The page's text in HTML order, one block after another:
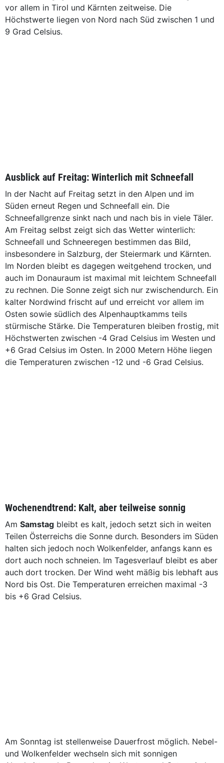
vor allem in Tirol und Kärnten zeitweise. Die
Höchstwerte liegen von Nord nach Süd zwischen 1 und
9 Grad Celsius.
Ausblick auf Freitag: Winterlich mit Schneefall
In der Nacht auf Freitag setzt in den Alpen und im
Süden erneut Regen und Schneefall ein. Die
Schneefallgrenze sinkt nach und nach bis in viele Täler.
Am Freitag selbst zeigt sich das Wetter winterlich:
Schneefall und Schneeregen bestimmen das Bild,
insbesondere in Salzburg, der Steiermark und Kärnten.
Im Norden bleibt es dagegen weitgehend trocken, und
auch im Donauraum ist maximal mit leichtem Schneefall
zu rechnen. Die Sonne zeigt sich nur zwischendurch. Ein
kalter Nordwind frischt auf und erreicht vor allem im
Osten sowie südlich des Alpenhauptkamms teils
stürmische Stärke. Die Temperaturen bleiben frostig, mit
Höchstwerten zwischen -4 Grad Celsius im Westen und
+6 Grad Celsius im Osten. In 2000 Metern Höhe liegen
die Temperaturen zwischen -12 und -6 Grad Celsius.
Wochenendtrend: Kalt, aber teilweise sonnig
Am Samstag bleibt es kalt, jedoch setzt sich in weiten
Teilen Österreichs die Sonne durch. Besonders im Süden
halten sich jedoch noch Wolkenfelder, anfangs kann es
dort auch noch schneien. Im Tagesverlauf bleibt es aber
auch dort trocken. Der Wind weht mäßig bis lebhaft aus
Nord bis Ost. Die Temperaturen erreichen maximal -3
bis +6 Grad Celsius.
Am Sonntag ist stellenweise Dauerfrost möglich. Nebel-
und Wolkenfelder wechseln sich mit sonnigen